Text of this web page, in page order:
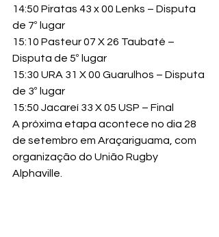
14:50 Piratas 43 x 00 Lenks – Disputa
de 7º lugar
15:10 Pasteur 07 X 26 Taubaté –
Disputa de 5º lugar
15:30 URA 31 X 00 Guarulhos – Disputa
de 3º lugar
15:50 Jacareí 33 X 05 USP – Final
A próxima etapa acontece no dia 28
de setembro em Araçariguama, com
organização do União Rugby
Alphaville.